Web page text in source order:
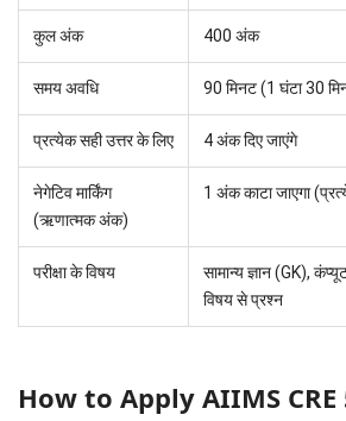
कुल अंक 400 अंक
समय अवधि 90 मिनट (1 घंटा 30
प्रत्येक सही उत्तर के लिए 4 अंक दिए जाएंगे
नेगेटिव मार्किंग
(ऋणात्मक अंक)
1 अंक काटा जाएगा
परीक्षा के विषय
सामान्य ज्ञान (GK),
विषय से प्रश्न
How to Apply AIIMS CRE